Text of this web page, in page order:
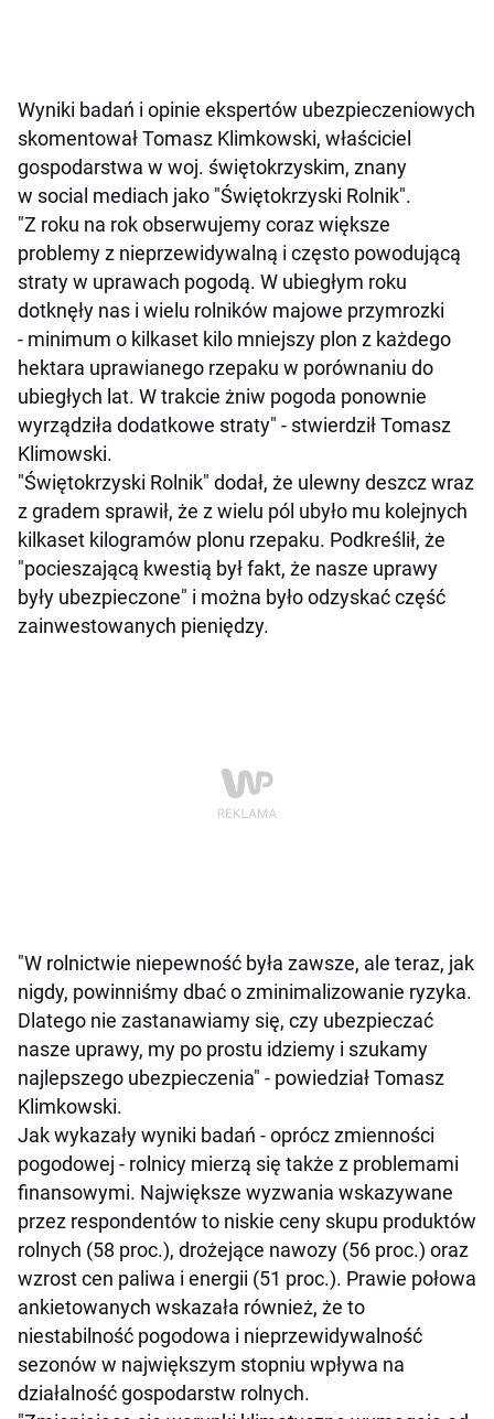
Wyniki badań i opinie ekspertów ubezpieczeniowych
skomentował Tomasz Klimkowski, właściciel
gospodarstwa w woj. świętokrzyskim, znany
w social mediach jako "Świętokrzyski Rolnik".
"Z roku na rok obserwujemy coraz większe
problemy z nieprzewidywalną i często powodującą
straty w uprawach pogodą. W ubiegłym roku
dotknęły nas i wielu rolników majowe przymrozki
- minimum o kilkaset kilo mniejszy plon z każdego
hektara uprawianego rzepaku w porównaniu do
ubiegłych lat. W trakcie żniw pogoda ponownie
wyrządziła dodatkowe straty" - stwierdził Tomasz
Klimowski.
"Świętokrzyski Rolnik" dodał, że ulewny deszcz wraz
z gradem sprawił, że z wielu pól ubyło mu kolejnych
kilkaset kilogramów plonu rzepaku. Podkreślił, że
"pocieszającą kwestią był fakt, że nasze uprawy
były ubezpieczone" i można było odzyskać część
zainwestowanych pieniędzy.
"W rolnictwie niepewność była zawsze, ale teraz, jak
nigdy, powinniśmy dbać o zminimalizowanie ryzyka.
Dlatego nie zastanawiamy się, czy ubezpieczać
nasze uprawy, my po prostu idziemy i szukamy
najlepszego ubezpieczenia" - powiedział Tomasz
Klimkowski.
Jak wykazały wyniki badań - oprócz zmienności
pogodowej - rolnicy mierzą się także z problemami
finansowymi. Największe wyzwania wskazywane
przez respondentów to niskie ceny skupu produktów
rolnych (58 proc.), drożejące nawozy (56 proc.) oraz
wzrost cen paliwa i energii (51 proc.). Prawie połowa
ankietowanych wskazała również, że to
niestabilność pogodowa i nieprzewidywalność
sezonów w największym stopniu wpływa na
działalność gospodarstw rolnych.